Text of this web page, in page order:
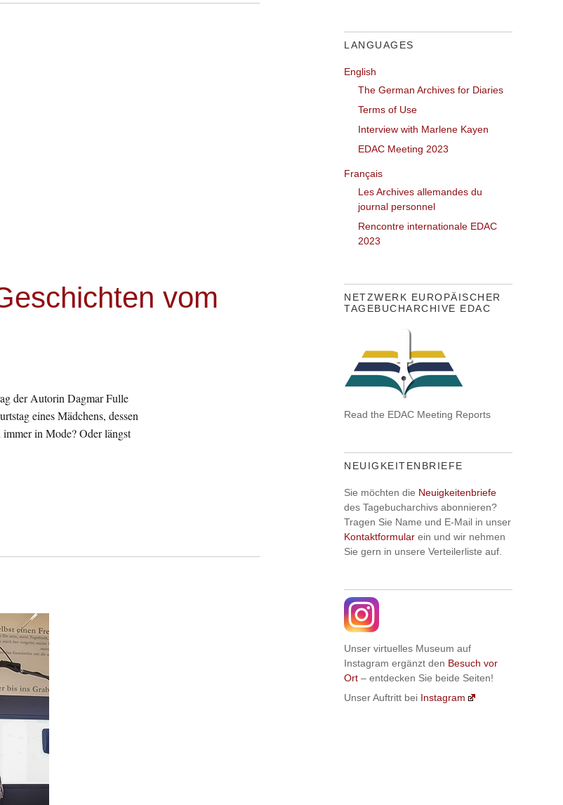
vom
der Autorin Dagmar Fulle
eines Mädchens, dessen
in Mode? Oder längst
LANGUAGES
English
The German Archives for Diaries
Terms of Use
Interview with Marlene Kayen
EDAC Meeting 2023
Français
Les Archives allemandes du
journal personnel
Rencontre internationale EDAC
2023
NETZWERK EUROPÄISCHER
TAGEBUCHARCHIVE EDAC
Read the EDAC Meeting Reports
NEUIGKEITENBRIEFE
Sie möchten die Neuigkeitenbriefe
des Tagebucharchivs abonnieren?
Tragen Sie Name und E-Mail in unser
Kontaktformular ein und wir nehmen
Sie gern in unsere Verteilerliste auf.
Unser virtuelles Museum auf
Instagram ergänzt den Besuch vor
Ort – entdecken Sie beide Seiten!
Unser Auftritt bei Instagram